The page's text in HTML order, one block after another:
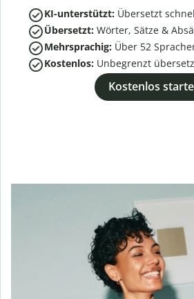
KI-unterstützt: Übersetzt
Übersetzt: Wörter, Sätze &
Mehrsprachig: Über 52
Kostenlos: Unbegrenzt
Kostenlos